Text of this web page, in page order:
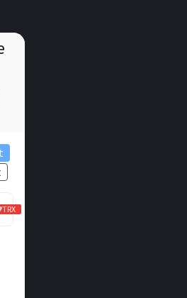
TRX